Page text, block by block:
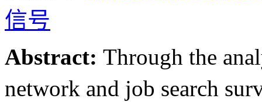
信号
Abstract: Through the
network and job search